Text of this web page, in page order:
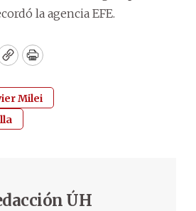
la agencia EFE.
CopyPrint
Milei
ÚH